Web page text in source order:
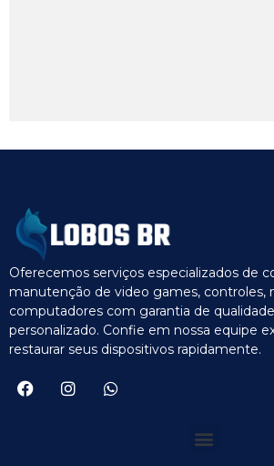
Oferecemos serviços especializados de
manutenção de video games, controles,
computadores com garantia de
personalizado. Confie em nossa equipe
restaurar seus dispositivos rapidamente.